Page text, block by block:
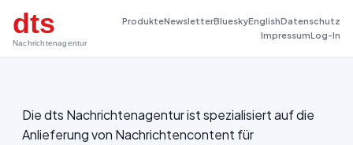
dts
Nachrichtenagentur
ProdukteNewsletterBlueskyEnglishDatenschutz
ImpressumLog-In
Die dts Nachrichtenagentur ist spezialisiert auf die
Anlieferung von Nachrichtencontent für